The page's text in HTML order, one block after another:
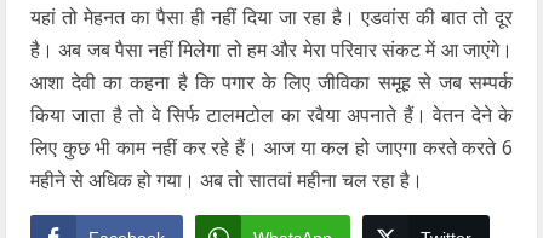
यहां तो मेहनत का पैसा ही नहीं दिया जा रहा है। एडवांस की बात तो दूर
है। अब जब पैसा नहीं मिलेगा तो हम और मेरा परिवार संकट में आ जाएंगे।
आशा देवी का कहना है कि पगार के लिए जीविका समूह से जब सम्पर्क
किया जाता है तो वे सिर्फ टालमटोल का रवैया अपनाते हैं। वेतन देने के
लिए कुछ भी काम नहीं कर रहे हैं। आज या कल हो जाएगा करते करते 6
महीने से अधिक हो गया। अब तो सातवां महीना चल रहा है।